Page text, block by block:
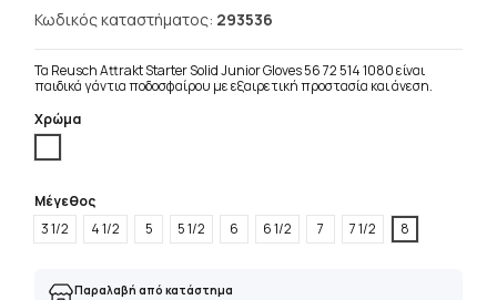
Κωδικός καταστήματος: 293536
Τα Reusch Attrakt Starter Solid Junior Gloves 56 72 514 1080 είναι
παιδικά γάντια ποδοσφαίρου με εξαιρετική προστασία και άνεση.
Χρώμα
Μέγεθος
3 1/2
4 1/2 5 5 1/2 6 6 1/2 7 7 1/2 8
Παραλαβή από κατάστημα